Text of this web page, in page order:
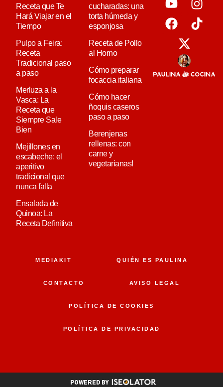
Receta que Te
Hará Viajar en el
Tiempo
Pulpo a Feira:
Receta
Tradicional paso
a paso
Merluza a la
Vasca: La
Receta que
Siempre Sale
Bien
Mejillones en
escabeche: el
aperitivo
tradicional que
nunca falla
Ensalada de
Quinoa: La
Receta Definitiva
cucharadas: una
torta húmeda y
esponjosa
Receta de Pollo
al Horno
Cómo preparar
focaccia italiana
Cómo hacer
ñoquis caseros
paso a paso
Berenjenas
rellenas: con
carne y
vegetarianas!
MEDIAKIT QUIÉN ES PAULINA
CONTACTO AVISO LEGAL
POLÍTICA DE COOKIES
POLÍTICA DE PRIVACIDAD
POWERED BY